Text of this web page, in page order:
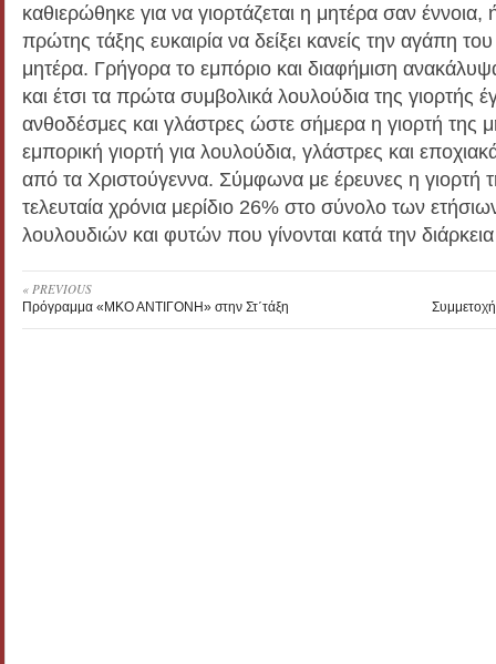
καθιερώθηκε για να γιορτάζεται η μητέρα σαν
πρώτης τάξης ευκαιρία να δείξει κανείς την αγάπη
μητέρα. Γρήγορα το εμπόριο και διαφήμιση
και έτσι τα πρώτα συμβολικά λουλούδια της γιορτής
ανθοδέσμες και γλάστρες ώστε σήμερα η γιορτή της
εμπορική γιορτή για λουλούδια, γλάστρες και
από τα Χριστούγεννα. Σύμφωνα με έρευνες η γιορτή
τελευταία χρόνια μερίδιο 26% στο σύνολο των
λουλουδιών και φυτών που γίνονται κατά την
« PREVIOUS
Πρόγραμμα «ΜΚΟ ΑΝΤΙΓΟΝΗ» στην Στ΄τάξη